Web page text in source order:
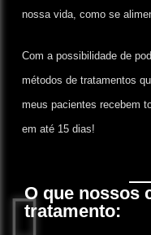
nossa vida, como se
Com a possibilidade de
métodos de tratamentos
meus pacientes recebem
em até 15 dias!
O que nossos
tratamento: